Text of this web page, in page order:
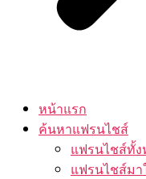
หน้าแรก
ค้นหาแฟรนไชส์
แฟรนไชส์ทั้
แฟรนไชส์มา